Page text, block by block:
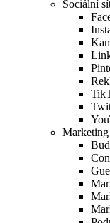
Sociální
Marketing